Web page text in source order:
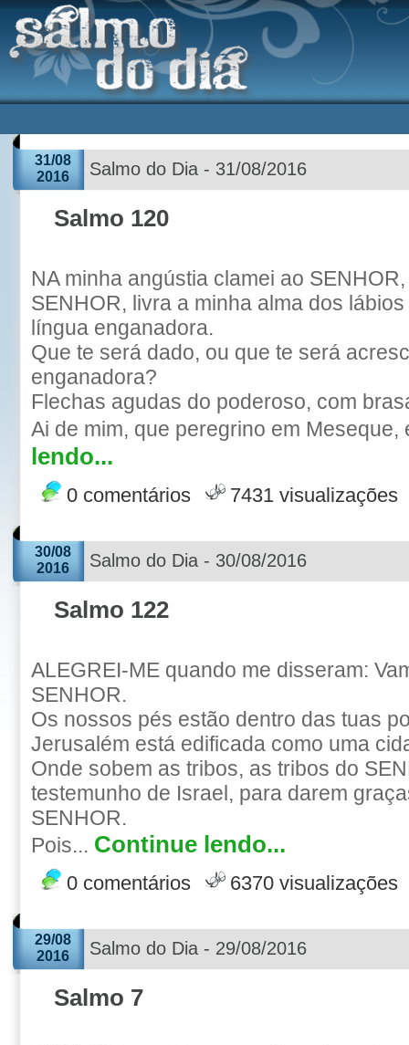
31/08
2016
Salmo do Dia - 31/08/2016
Salmo 120
NA minha angústia clamei ao
SENHOR, livra a minha alma dos
língua enganadora.
Que te será dado, ou que te será
enganadora?
Flechas agudas do poderoso, com
Ai de mim, que peregrino em Meseque,
lendo...
0 comentários 7431 visualizações
30/08
2016
Salmo do Dia - 30/08/2016
Salmo 122
ALEGREI-ME quando me disseram:
SENHOR.
Os nossos pés estão dentro das tuas
Jerusalém está edificada como uma
Onde sobem as tribos, as tribos do
testemunho de Israel, para darem
SENHOR.
Pois... Continue lendo...
0 comentários 6370 visualizações
29/08
2016
Salmo do Dia - 29/08/2016
Salmo 7